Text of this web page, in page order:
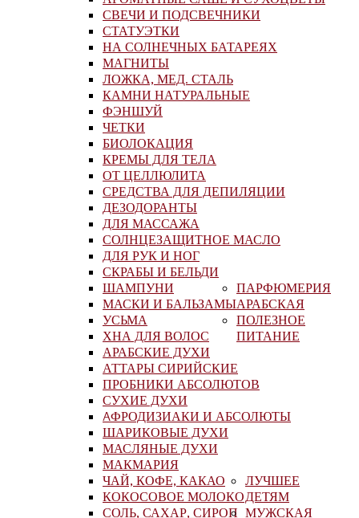
СВЕЧИ И ПОДСВЕЧНИКИ
СТАТУЭТКИ
НА СОЛНЕЧНЫХ БАТАРЕЯХ
МАГНИТЫ
ЛОЖКА, МЕД. СТАЛЬ
КАМНИ НАТУРАЛЬНЫЕ
ФЭНШУЙ
ЧЕТКИ
БИОЛОКАЦИЯ
КРЕМЫ ДЛЯ ТЕЛА
ОТ ЦЕЛЛЮЛИТА
СРЕДСТВА ДЛЯ ДЕПИЛЯЦИИ
ДЕЗОДОРАНТЫ
ДЛЯ МАССАЖА
СОЛНЦЕЗАЩИТНОЕ МАСЛО
ДЛЯ РУК И НОГ
СКРАБЫ И БЕЛЬДИ
ШАМПУНИ
МАСКИ И БАЛЬЗАМЫ
УСЬМА
ХНА ДЛЯ ВОЛОС
ПАРФЮМЕРИЯ
АРАБСКАЯ
АРАБСКИЕ ДУХИ
АТТАРЫ СИРИЙСКИЕ
ПРОБНИКИ АБСОЛЮТОВ
СУХИЕ ДУХИ
AФРОДИЗИАКИ И АБСОЛЮТЫ
ШАРИКОВЫЕ ДУХИ
МАСЛЯНЫЕ ДУХИ
МАКМАРИЯ
ПОЛЕЗНОЕ
ПИТАНИЕ
ЧАЙ, КОФЕ, КАКАО
КОКОСОВОЕ МОЛОКО
СОЛЬ, САХАР, СИРОП
ЛУЧШЕЕ
ДЕТЯМ
МУЖСКАЯ